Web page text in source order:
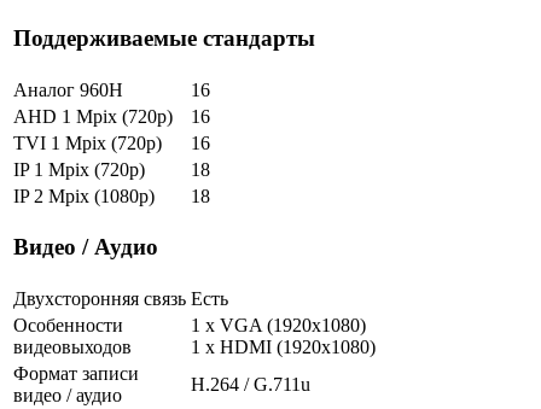
Поддерживаемые стандарты
Аналог 960H
16
AHD 1 Mpix (720p)
16
TVI 1 Mpix (720p)
16
IP 1 Mpix (720p)
18
IP 2 Mpix (1080p)
18
Видео / Аудио
Двухсторонняя связь Есть
Особенности
видеовыходов
1 x VGA (1920x1080)
1 x HDMI (1920x1080)
Формат записи
видео / аудио
H.264 / G.711u